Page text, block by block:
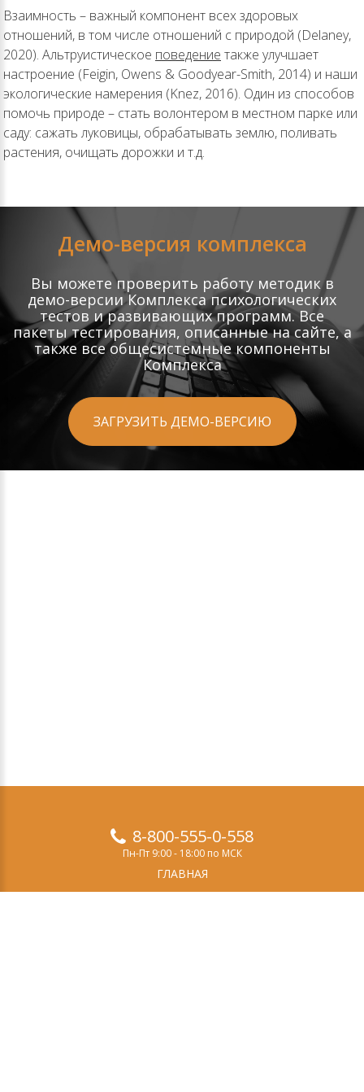
Взаимность – важный компонент всех здоровых
отношений, в том числе отношений с природой (Delaney,
2020). Альтруистическое поведение также улучшает
настроение (Feigin, Owens & Goodyear-Smith, 2014) и наши
экологические намерения (Knez, 2016). Один из способов
помочь природе – стать волонтером в местном парке или
саду: сажать луковицы, обрабатывать землю, поливать
растения, очищать дорожки и т.д.
Демо-версия комплекса
Вы можете проверить работу методик в
демо-версии Комплекса психологических
тестов и развивающих программ. Все
пакеты тестирования, описанные на сайте, а
также все общесистемные компоненты
Комплекса
ЗАГРУЗИТЬ ДЕМО-ВЕРСИЮ
8-800-555-0-558
Пн-Пт 9:00 - 18:00 по МСК
ГЛАВНАЯ